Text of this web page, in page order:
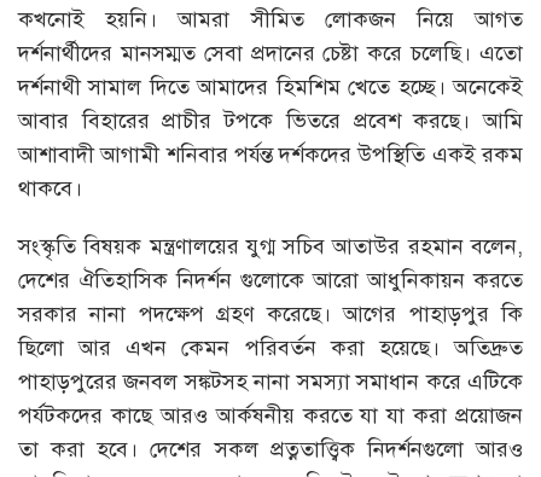
কখনোই হয়নি। আমরা সীমিত লোকজন নিয়ে আগত
দর্শনার্থীদের মানসম্মত সেবা প্রদানের চেষ্টা করে চলেছি। এতো
দর্শনাথী সামাল দিতে আমাদের হিমশিম খেতে হচ্ছে। অনেকেই
আবার বিহারের প্রাচীর টপকে ভিতরে প্রবেশ করছে। আমি
আশাবাদী আগামী শনিবার পর্যন্ত দর্শকদের উপস্থিতি একই রকম
থাকবে।
সংস্কৃতি বিষয়ক মন্ত্রণালয়ের যুগ্ম সচিব আতাউর রহমান বলেন,
দেশের ঐতিহাসিক নিদর্শন গুলোকে আরো আধুনিকায়ন করতে
সরকার নানা পদক্ষেপ গ্রহণ করেছে। আগের পাহাড়পুর কি
ছিলো আর এখন কেমন পরিবর্তন করা হয়েছে। অতিদ্রুত
পাহাড়পুরের জনবল সঙ্কটসহ নানা সমস্যা সমাধান করে এটিকে
পর্যটকদের কাছে আরও আর্কষনীয় করতে যা যা করা প্রয়োজন
তা করা হবে। দেশের সকল প্রত্নতাত্ত্বিক নিদর্শনগুলো আরও